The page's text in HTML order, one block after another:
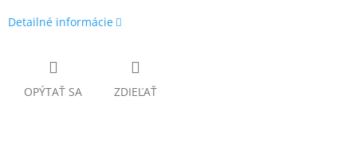
Detailné informácie
OPÝTAŤ SA ZDIEĽAŤ